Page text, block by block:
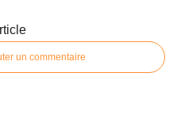
un commentaire